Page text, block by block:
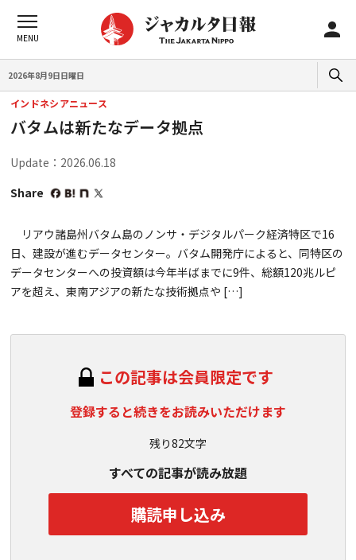
2026年8月9日日曜日
インドネシアニュース
バタムは新たなデータ拠点
Update：2026.06.18
Share
リアウ諸島州バタム島のノンサ・デジタルパーク経済特区で16
日、建設が進むデータセンター。バタム開発庁によると、同特区の
データセンターへの投資額は今年半ばまでに9件、総額120兆ルピ
アを超え、東南アジアの新たな技術拠点や […]
この記事は会員限定です
登録すると続きをお読みいただけます
残り82文字
すべての記事が読み放題
購読申し込み